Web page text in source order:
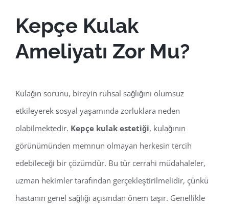
Kepçe Kulak
Ameliyatı Zor Mu?
Kulağın sorunu, bireyin ruhsal sağlığını olumsuz
etkileyerek sosyal yaşamında zorluklara neden
olabilmektedir. Kepçe kulak estetiği, kulağının
görünümünden memnun olmayan herkesin tercih
edebileceği bir çözümdür. Bu tür cerrahi müdahaleler,
uzman hekimler tarafından gerçekleştirilmelidir, çünkü
hastanın genel sağlığı açısından önem taşır. Genellikle